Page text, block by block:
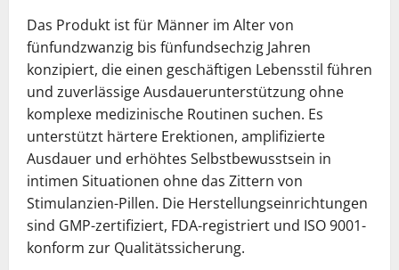
Das Produkt ist für Männer im Alter von
fünfundzwanzig bis fünfundsechzig Jahren
konzipiert, die einen geschäftigen Lebensstil führen
und zuverlässige Ausdauerunterstützung ohne
komplexe medizinische Routinen suchen. Es
unterstützt härtere Erektionen, amplifizierte
Ausdauer und erhöhtes Selbstbewusstsein in
intimen Situationen ohne das Zittern von
Stimulanzien-Pillen. Die Herstellungseinrichtungen
sind GMP-zertifiziert, FDA-registriert und ISO 9001-
konform zur Qualitätssicherung.